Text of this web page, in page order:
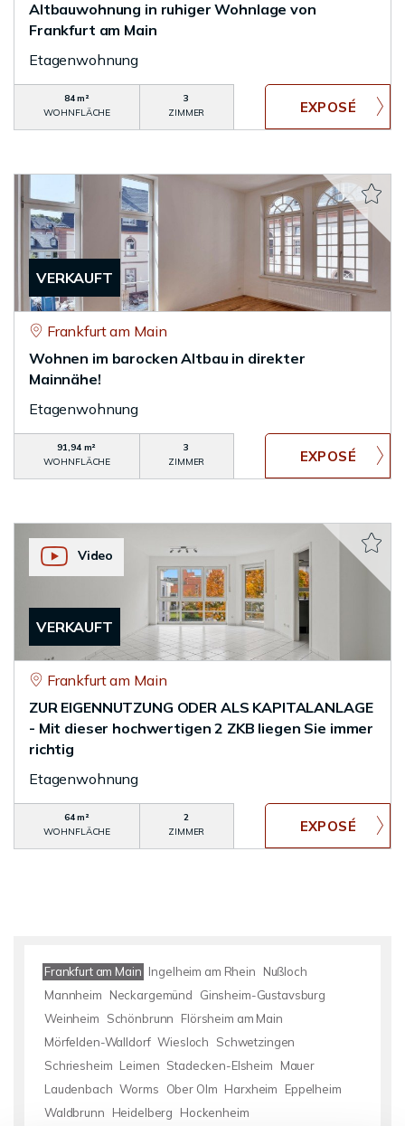
Altbauwohnung in ruhiger Wohnlage von
Frankfurt am Main
Etagenwohnung
84 m²
WOHNFLÄCHE
3
ZIMMER
VERKAUFT
Frankfurt am Main
Wohnen im barocken Altbau in direkter
Mainnähe!
Etagenwohnung
91,94 m²
WOHNFLÄCHE
3
ZIMMER
VERKAUFT
Video
Frankfurt am Main
ZUR EIGENNUTZUNG ODER ALS KAPITALANLAGE
- Mit dieser hochwertigen 2 ZKB liegen Sie immer
richtig
Etagenwohnung
64 m²
WOHNFLÄCHE
2
ZIMMER
Frankfurt am Main Ingelheim am Rhein
Nußloch
Mannheim
Neckargemünd
Ginsheim-Gustavsburg
Weinheim
Schönbrunn
Flörsheim am Main
Mörfelden-Walldorf Wiesloch
Schwetzingen
Schriesheim Leimen Stadecken-Elsheim
Mauer
Laudenbach Worms Ober Olm Harxheim
Eppelheim
Waldbrunn
Heidelberg Hockenheim